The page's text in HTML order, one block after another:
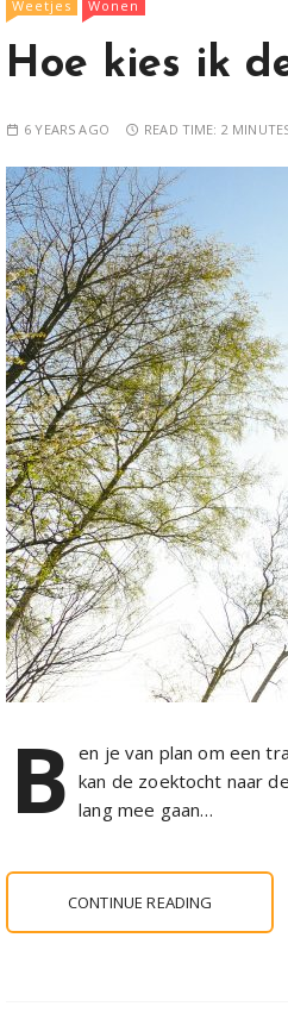
Weetjes Wonen
Hoe kies ik
6 YEARS AGO READ TIME: 2
B en je van plan om een
kan de zoektocht naar
lang mee gaan…
CONTINUE READING